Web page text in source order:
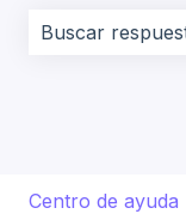
Centro de ayuda